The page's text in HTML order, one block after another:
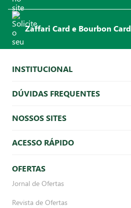
Zaffari Card e Bourbon Card
INSTITUCIONAL
DÚVIDAS FREQUENTES
NOSSOS SITES
ACESSO RÁPIDO
OFERTAS
Jornal de Ofertas
Revista de Ofertas